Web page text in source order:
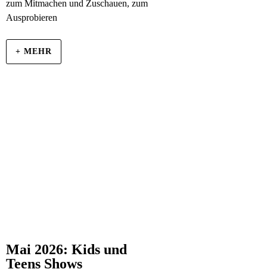
zum Mitmachen und Zuschauen, zum
Ausprobieren
+ MEHR
Mai 2026: Kids und
Teens Shows